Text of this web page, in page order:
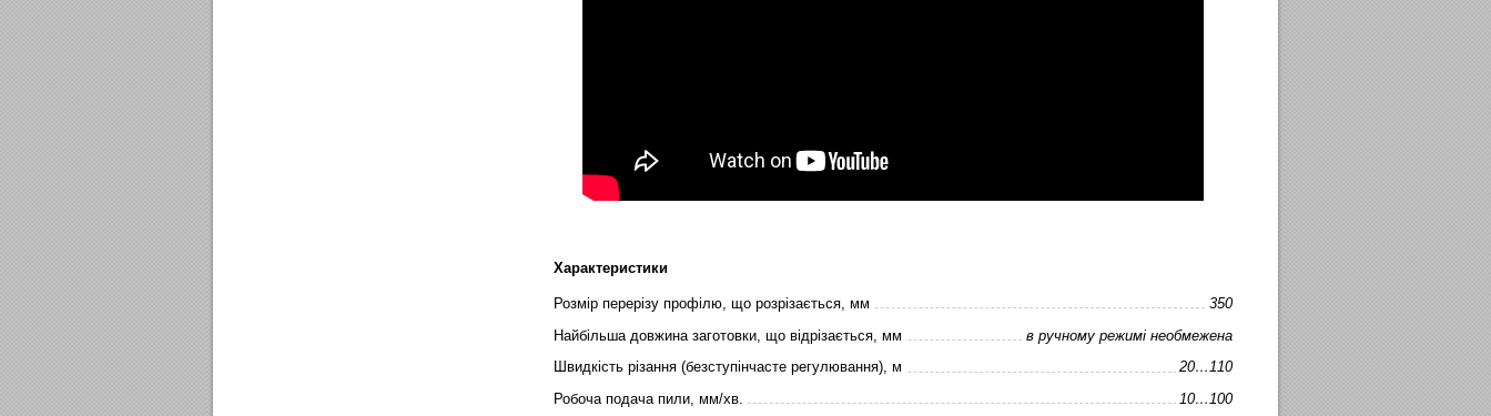
Характеристики
Розмір перерізу профілю, що розрізається, мм
350
Найбільша довжина заготовки, що відрізається, мм
в ручному режимі необмежена
Швидкість різання (безступінчасте регулювання), м
20…110
Робоча подача пили, мм/хв.
10…100